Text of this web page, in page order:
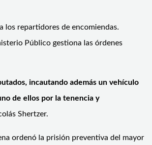
los repartidores de encomiendas.
Público gestiona las órdenes
incautando además un vehículo
de ellos por la tenencia y
Shertzer.
ordenó la prisión preventiva del mayor